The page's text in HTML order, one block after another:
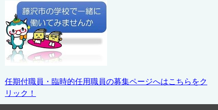
任期付職員・臨時的任用職員の募集ページへはこちらをク
リック！